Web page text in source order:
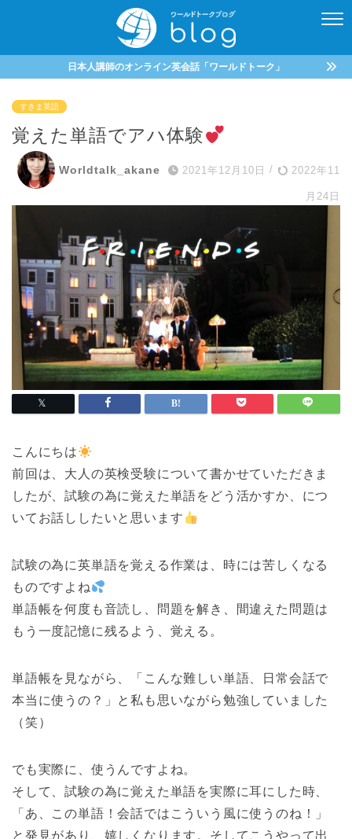
日本人講師のオンライン英会話「ワールドトーク」
すきま英語
覚えた単語でアハ体験
Worldtalk_akane 2021年12月10日 / 2022年11
月24日
こんにちは
前回は、大人の英検受験について書かせていただきま
したが、試験の為に覚えた単語をどう活かすか、につ
いてお話ししたいと思います
試験の為に英単語を覚える作業は、時には苦しくなる
ものですよね
単語帳を何度も音読し、問題を解き、間違えた問題は
もう一度記憶に残るよう、覚える。
単語帳を見ながら、「こんな難しい単語、日常会話で
本当に使うの？」と私も思いながら勉強していました
（笑）
でも実際に、使うんですよね。
そして、試験の為に覚えた単語を実際に耳にした時、
「あ、この単語！会話ではこういう風に使うのね！」
と発見があり、嬉しくなります。そしてこうやって出